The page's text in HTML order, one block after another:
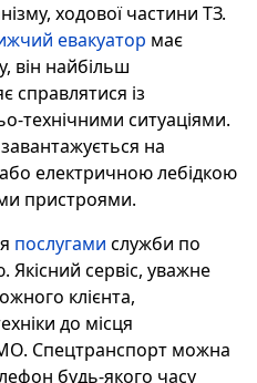
ходової частини ТЗ.
евакуатор має
він найбільш
справлятися із
технічними ситуаціями.
на
електричною лебідкою
пристроями.
послугами служби по
Якісний сервіс, уважне
клієнта,
до місця
Спецтранспорт можна
будь-якого часу